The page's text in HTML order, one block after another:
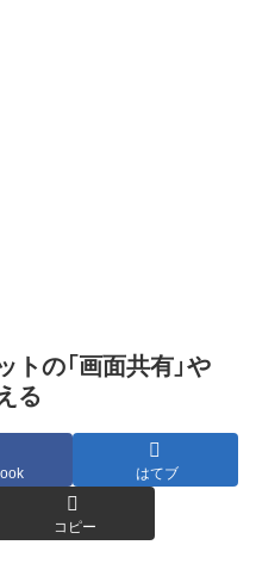
トの「画面共有」や
る
はてブ
コピー